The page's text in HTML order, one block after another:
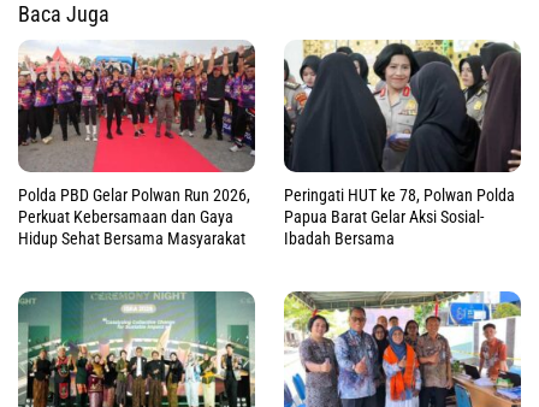
Baca Juga
Polda PBD Gelar Polwan Run 2026,
Perkuat Kebersamaan dan Gaya
Hidup Sehat Bersama Masyarakat
Peringati HUT ke 78, Polwan Polda
Papua Barat Gelar Aksi Sosial-
Ibadah Bersama